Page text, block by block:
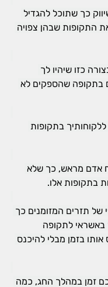
כך שתוכל להגדיל
התקופות שבהן צפויה
כזו שיהיו לך
בתקופה שהספקים לא
ללקוחותיך בתקופות
אדם מראש, כך שלא
בתקופות אלו.
של תזרים המזומנים כך
באשראי לתקופה
אותו בזמן מבלי להיכנס
זמן במהלך החג, כמה